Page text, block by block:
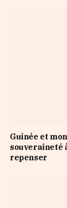
Guinée et
souveraineté
repenser